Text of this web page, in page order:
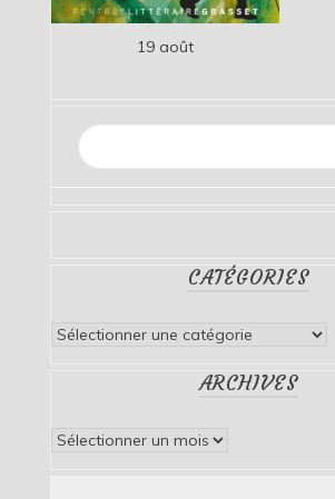
19 août
CATÉGORIES
Catégories
ARCHIVES
Archives